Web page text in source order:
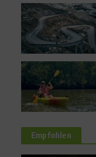
Empfohlen